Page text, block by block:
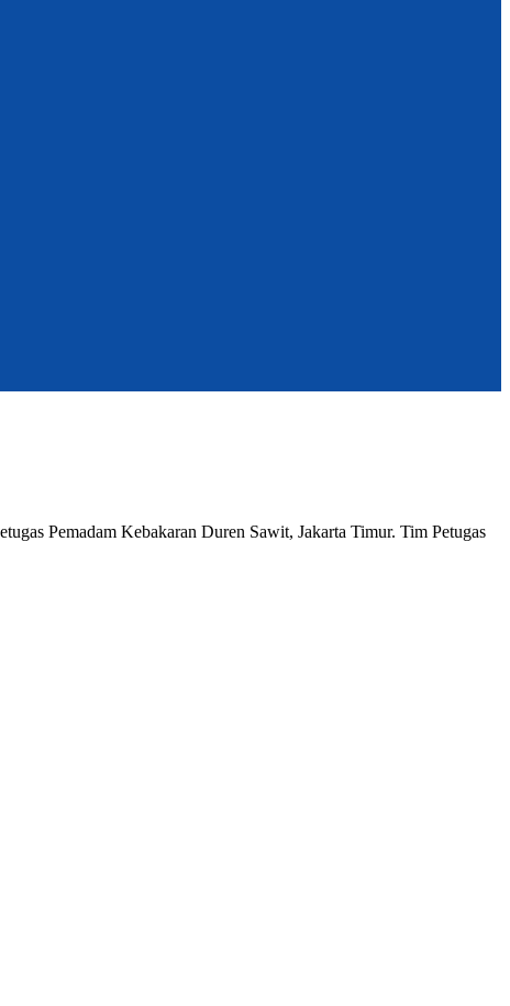
Pemadam Kebakaran Duren Sawit, Jakarta Timur. Tim Petugas